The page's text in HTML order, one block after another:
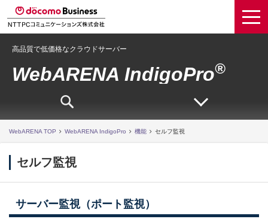
高品質で低価格なクラウドサーバー
WebARENA IndigoPro®
WebARENA TOP WebARENA IndigoPro 機能 セルフ監視
セルフ監視
サーバー監視（ポート監視）